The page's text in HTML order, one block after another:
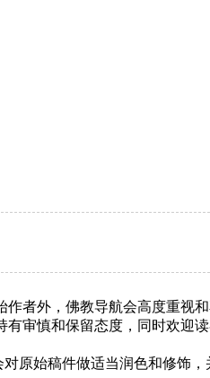
者外，佛教导航会高度重视
审慎和保留态度，同时欢迎
原始稿件做适当润色和修饰，